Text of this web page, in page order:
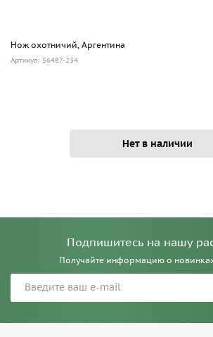
Нож охотничий, Аргентина
Артикул: 56487-234
Нет в наличии
Подпишитесь на нашу
Получайте информацию о